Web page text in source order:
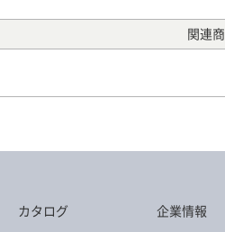
関連
カタログ 企業情報